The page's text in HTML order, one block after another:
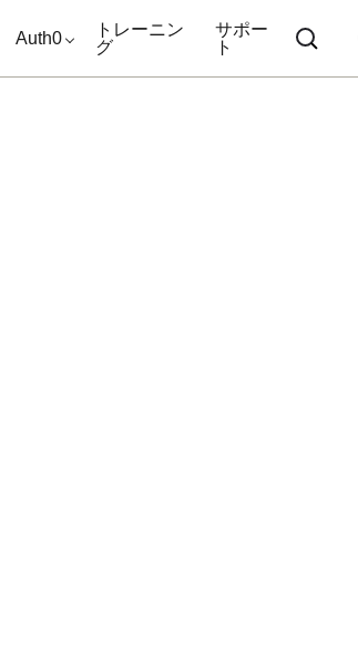
Auth0
トレーニン
グ
サポー
ト